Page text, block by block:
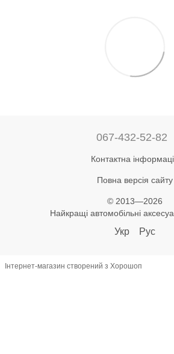
067-432-52-82
Контактна
Повна версія сайту
© 2013—2026
Найкращі автомобільні
Укр Рус
Інтернет-магазин створений з Хорошоп